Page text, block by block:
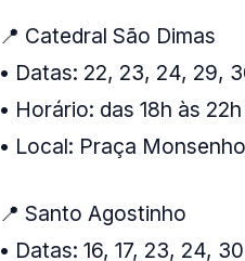
📍 Catedral São Dimas
• Datas: 22, 23, 24, 29,
• Horário: das 18h às 22h
• Local: Praça
📍 Santo Agostinho
• Datas: 16, 17, 23, 24,